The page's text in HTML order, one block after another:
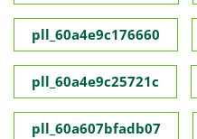
pll_60a4e9c176660
pll_60a4e9c25721c
pll_60a607bfadb07